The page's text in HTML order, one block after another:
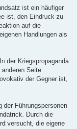
ist ein häufiger
ist, den Eindruck zu
auf die
Handlungen als
In der Kriegspropaganda
Seite
der Gegner ist,
der Führungspersonen
Durch die
versucht, die eigene